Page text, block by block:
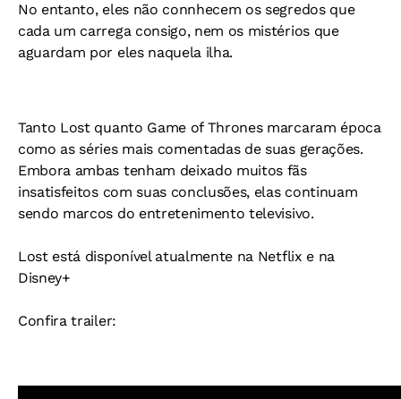
No entanto, eles não connhecem os segredos que
cada um carrega consigo, nem os mistérios que
aguardam por eles naquela ilha.
Tanto Lost quanto Game of Thrones marcaram época
como as séries mais comentadas de suas gerações.
Embora ambas tenham deixado muitos fãs
insatisfeitos com suas conclusões, elas continuam
sendo marcos do entretenimento televisivo.
Lost está disponível atualmente na Netflix e na
Disney+
Confira trailer: